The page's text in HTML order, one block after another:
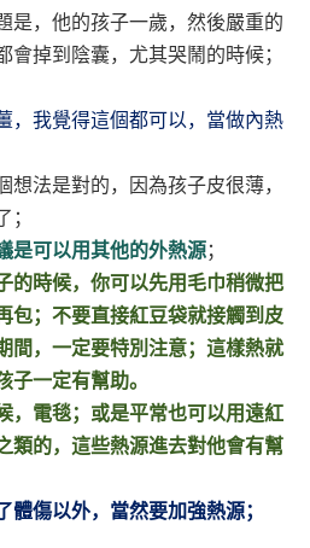
是，他的孩子一歲，然後嚴重的
掉到陰囊，尤其哭鬧的時候；
，我覺得這個都可以，當做內熱
法是對的，因為孩子皮很薄，
是可以用其他的外熱源；
的時候，你可以先用毛巾稍微把
包；不要直接紅豆袋就接觸到皮
間，一定要特別注意；這樣熱就
一定有幫助。
，電毯；或是平常也可以用遠紅
類的，這些熱源進去對他會有幫
傷以外，當然要加強熱源；